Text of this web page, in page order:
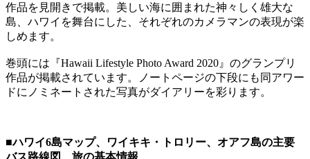
作品を見開きで掲載。美しい海に囲まれた神々しく雄大な
島、ハワイを舞台にした、それぞれのカメラマンの表現が楽
しめます。
巻頭には『Hawaii Lifestyle Photo Award 2020』のグランプリ
作品が掲載されています。ノートページの下段にも同アワー
ドにノミネートされた写真がダイアリーを彩ります。
■ハワイ6島マップ、ワイキキ・トロリー、オアフ島の主要
バス路線図、旅の基本情報